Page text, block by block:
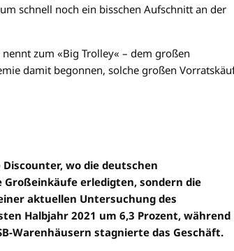
schnell noch ein bisschen Aufschnitt an der
zum «Big Trolley« – dem großen
damit begonnen, solche großen
wo die deutschen
erledigten, sondern die
aktuellen Untersuchung des
Halbjahr 2021 um 6,3 Prozent, während
Warenhäusern stagnierte das Geschäft.